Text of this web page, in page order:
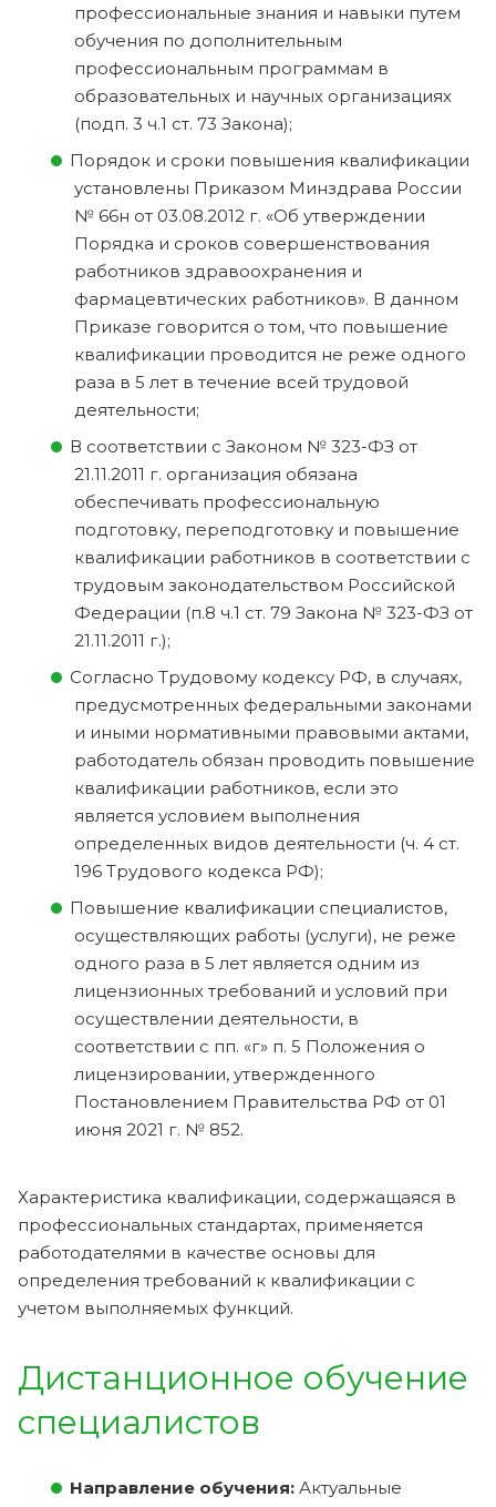
профессиональные знания и навыки путем
обучения по дополнительным
профессиональным программам в
образовательных и научных организациях
(подп. 3 ч.1 ст. 73 Закона);
Порядок и сроки повышения квалификации
установлены Приказом Минздрава России
№ 66н от 03.08.2012 г. «Об утверждении
Порядка и сроков совершенствования
работников здравоохранения и
фармацевтических работников». В данном
Приказе говорится о том, что повышение
квалификации проводится не реже одного
раза в 5 лет в течение всей трудовой
деятельности;
В соответствии с Законом № 323-ФЗ от
21.11.2011 г. организация обязана
обеспечивать профессиональную
подготовку, переподготовку и повышение
квалификации работников в соответствии с
трудовым законодательством Российской
Федерации (п.8 ч.1 ст. 79 Закона № 323-ФЗ от
21.11.2011 г.);
Согласно Трудовому кодексу РФ, в случаях,
предусмотренных федеральными законами
и иными нормативными правовыми актами,
работодатель обязан проводить повышение
квалификации работников, если это
является условием выполнения
определенных видов деятельности (ч. 4 ст.
196 Трудового кодекса РФ);
Повышение квалификации специалистов,
осуществляющих работы (услуги), не реже
одного раза в 5 лет является одним из
лицензионных требований и условий при
осуществлении деятельности, в
соответствии с пп. «г» п. 5 Положения о
лицензировании, утвержденного
Постановлением Правительства РФ от 01
июня 2021 г. № 852.
Характеристика квалификации, содержащаяся в
профессиональных стандартах, применяется
работодателями в качестве основы для
определения требований к квалификации с
учетом выполняемых функций.
Дистанционное обучение
специалистов
Направление обучения: Актуальные